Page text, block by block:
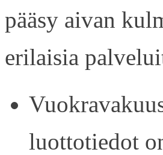
pääsy aivan
erilaisia
luottotiedot